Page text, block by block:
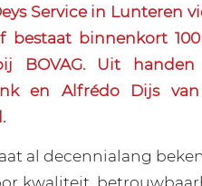
Service in
bestaat binnenkort
BOVAG. Uit handen
en Alfrédo Dijs
al decennialang